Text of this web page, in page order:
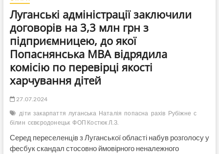
Луганські адміністрації заключили
договорів на 3,3 млн грн з
підприємницею, до якої
Попаснянська МВА відрядила
комісію по перевірці якості
харчування дітей
27.07.2024
діти закарпаття луганська Наталія попасна рахів Рубіжне с
білин сєвєродонецьк ФОП Костюк Л.З.
Серед переселенців з Луганської області набув розголосу у
фесбук скандал стосовно ймовірного неналежного